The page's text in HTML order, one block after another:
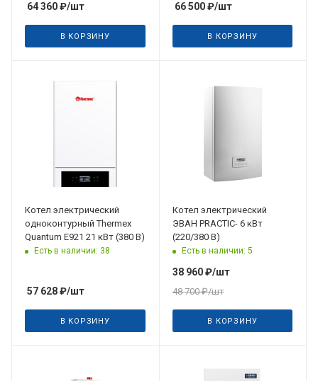
64 360₽/шт
В КОРЗИНУ
66 500₽/шт
В КОРЗИНУ
Котел электрический
одноконтурный Thermex
Quantum E921 21 кВт (380 В)
Есть в наличии: 38
57 628₽/шт
В КОРЗИНУ
Котел электрический
ЭВАН PRACTIC- 6 кВт
(220/380 В)
Есть в наличии: 5
38 960₽/шт
48 700₽/шт
В КОРЗИНУ